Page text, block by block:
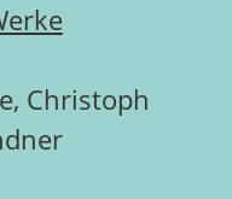
Christoph